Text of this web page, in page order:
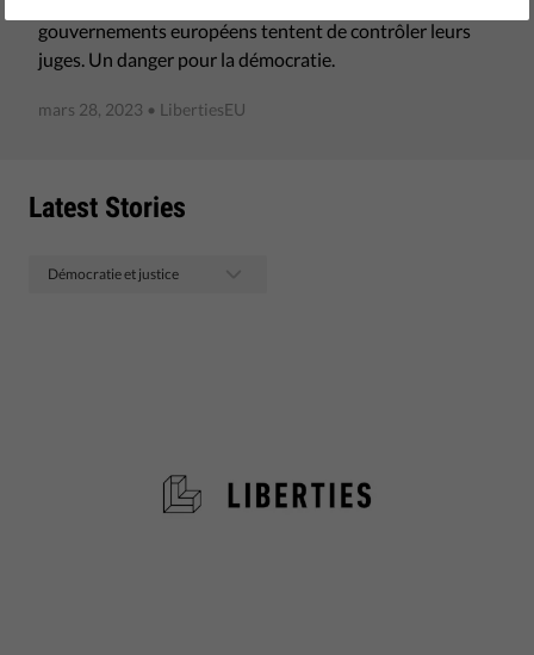
gouvernements européens tentent de contrôler leurs
juges. Un danger pour la démocratie.
mars 28, 2023 • LibertiesEU
Latest Stories